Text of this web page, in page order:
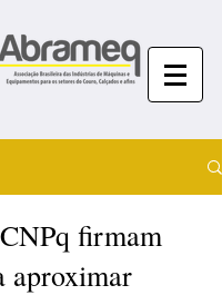
firmam
aproximar